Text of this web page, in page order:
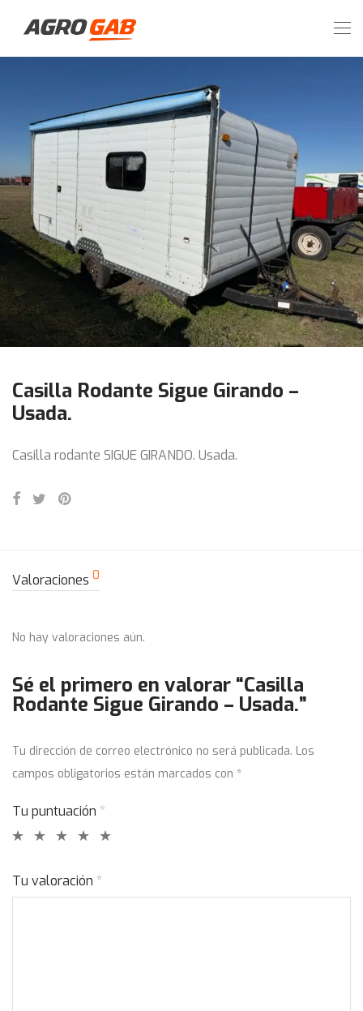
Casilla Rodante Sigue Girando –
Usada.
Casilla rodante SIGUE GIRANDO. Usada.
Valoraciones 0
No hay valoraciones aún.
Sé el primero en valorar “Casilla
Rodante Sigue Girando – Usada.”
Tu dirección de correo electrónico no será publicada. Los
campos obligatorios están marcados con *
Tu puntuación *
Tu valoración *